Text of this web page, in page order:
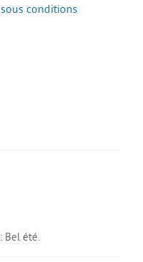
sous conditions
Bel été.